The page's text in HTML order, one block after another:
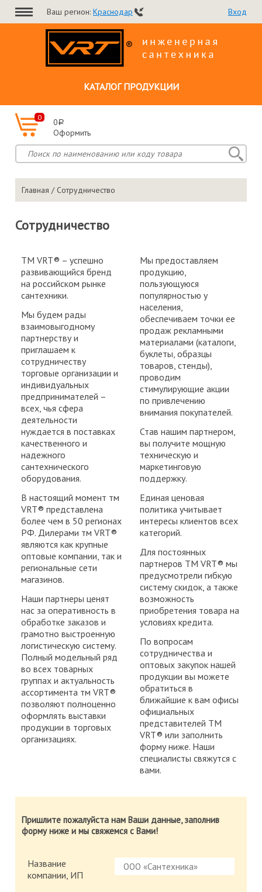
Ваш регион: Краснодар Вход
КАТАЛОГ ПРОДУКЦИИ
0 0a
Оформить
Главная / Сотрудничество
Сотрудничество
ТМ VRT® – успешно
развивающийся бренд
на российском рынке
сантехники.
Мы будем рады
взаимовыгодному
партнерству и
приглашаем к
сотрудничеству
торговые организации и
индивидуальных
предпринимателей –
всех, чья сфера
деятельности
нуждается в поставках
качественного и
надежного
сантехнического
оборудования.
В настоящий момент тм
VRT® представлена
более чем в 50 регионах
РФ. Дилерами тм VRT®
являются как крупные
оптовые компании, так и
региональные сети
магазинов.
Наши партнеры ценят
нас за оперативность в
обработке заказов и
грамотно выстроенную
логистическую систему.
Полный модельный ряд
во всех товарных
группах и актуальность
ассортимента тм VRT®
позволяют полноценно
оформлять выставки
продукции в торговых
организациях.
Мы предоставляем
продукцию,
пользующуюся
популярностью у
населения,
обеспечиваем точки ее
продаж рекламными
материалами (каталоги,
буклеты, образцы
товаров, стенды),
проводим
стимулирующие акции
по привлечению
внимания покупателей.
Став нашим партнером,
вы получите мощную
техническую и
маркетинговую
поддержку.
Единая ценовая
политика учитывает
интересы клиентов всех
категорий.
Для постоянных
партнеров ТМ VRT® мы
предусмотрели гибкую
систему скидок, а также
возможность
приобретения товара на
условиях кредита.
По вопросам
сотрудничества и
оптовых закупок нашей
продукции вы можете
обратиться в
ближайшие к вам офисы
официальных
представителей ТМ
VRT® или заполнить
форму ниже. Наши
специалисты свяжутся с
вами.
Пришлите пожалуйста нам Ваши данные, заполнив
форму ниже и мы свяжемся с Вами!
Название
компании, ИП